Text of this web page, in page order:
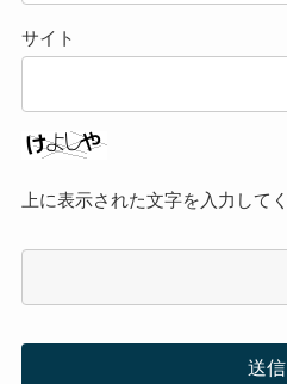
サイト
上に表示された文字を入力してく